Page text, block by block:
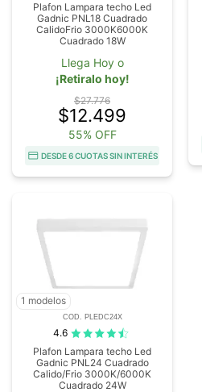
Plafon Lampara techo Led
Gadnic PNL18 Cuadrado
CalidoFrio 3000K6000K
Cuadrado 18W
Llega Hoy o
¡Retiralo hoy!
$27.776
$12.499
55% OFF
DESDE 6 CUOTAS SIN INTERÉS
1 modelos
COD. PLEDC24X
4.6
Plafon Lampara techo Led
Gadnic PNL24 Cuadrado
Calido/Frio 3000K/6000K
Cuadrado 24W